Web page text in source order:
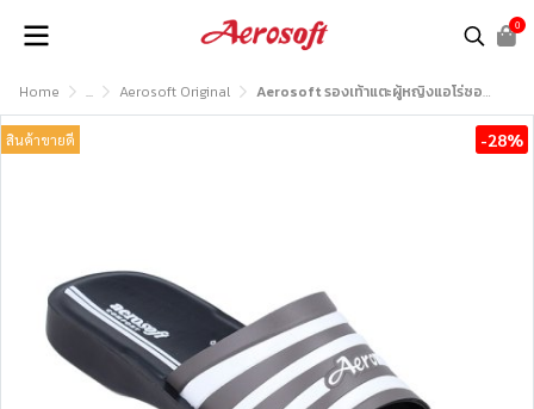
0
Home ... Aerosoft Original Aerosoft รองเท้าแตะผู้หญิงแอโร่ซอฟรุ่น EASY61
สินค้าขายดี -28%